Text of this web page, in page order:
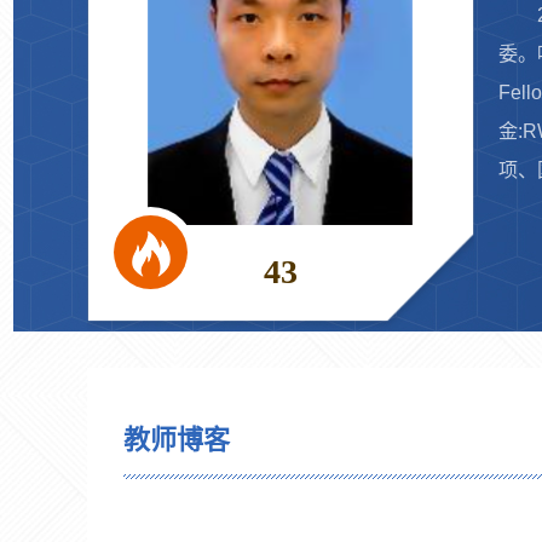
43
委。
金
项
教师博客